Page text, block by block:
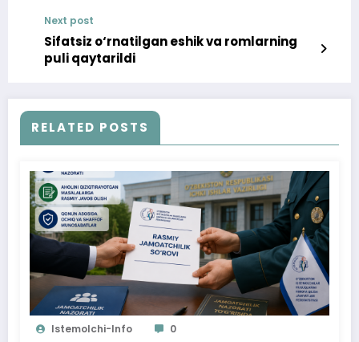
Next post
Sifatsiz o‘rnatilgan eshik va romlarning
puli qaytarildi
RELATED POSTS
Istemolchi-Info 0